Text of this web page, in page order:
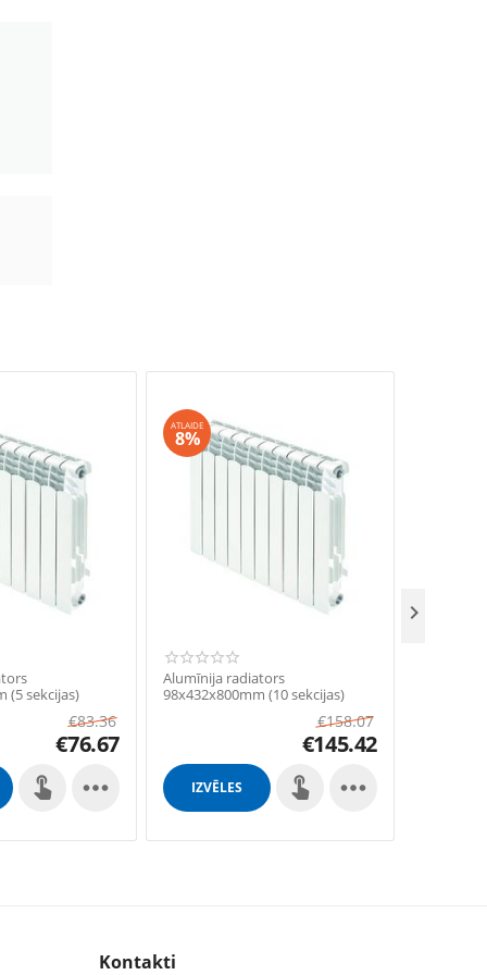
(5 sekcijas)
€83.36
€76.67

ATLAIDE
8%
Alumīnija radiators
98x432x800mm (10 sekcijas)
€158.07
€145.42
IZVĒLES 

Kontakti